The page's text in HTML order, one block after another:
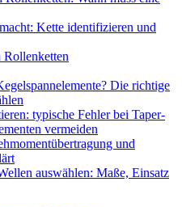
Kette identifizieren und
Rollenketten
Die richtige
typische Fehler bei Taper-
vermeiden
und
auswählen: Maße, Einsatz